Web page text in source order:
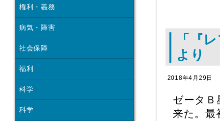
「『
より
2018年4月29日
ゼータ
来た。最
権利・義務
病気・障害
社会保障
福利
科学
科学